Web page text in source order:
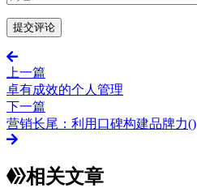
上一篇
卓有成效的个人管理
下一篇
营销长尾：利用口碑构建品牌力()
相关文章